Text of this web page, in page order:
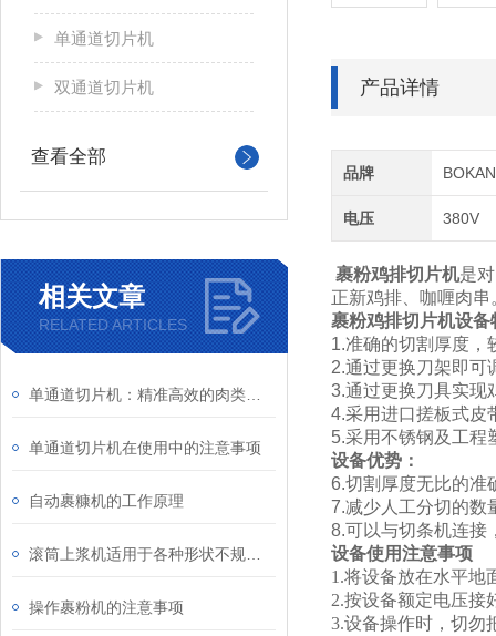
单通道切片机
双通道切片机
查看全部
相关文章
RELATED ARTICLES
单通道切片机在使用中的注意事项
自动裹糠机的工作原理
操作裹粉机的注意事项
产品详情
品牌
电压 380V
裹粉鸡排切片机是
正新鸡排、咖喱肉
裹粉鸡排切片机设备
1.准确的切割厚度，
2.通过更换刀架即可
3.通过更换刀具实现
4.采用进口搓板式皮
5.采用不锈钢及工程
设备优势：
6.切割厚度无比的准
7.减少人工分切的数
8.可以与切条机连接
设备使用注意事项
1.将设备放在水平地
2.按设备额定电压接
3.设备操作时，切勿